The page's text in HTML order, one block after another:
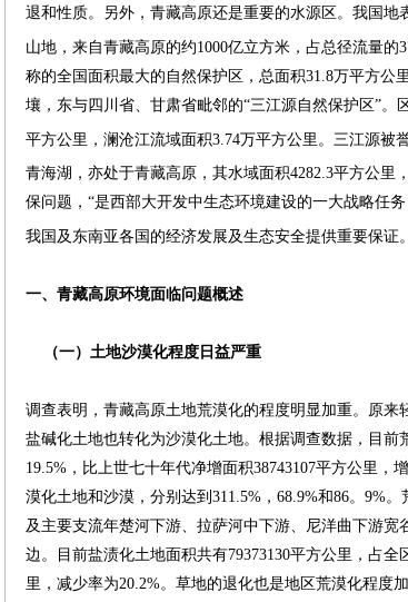
退和性质。另外，青藏高原还是重要的水源区。我国地
山地，来自青藏高原的约1000亿立方米，占总径流量的
称的全国面积最大的自然保护区，总面积31.8万平方
壤，东与四川省、甘肃省毗邻的“三江源自然保护区”。
平方公里，澜沧江流域面积3.74万平方公里。三江源被誉
青海湖，亦处于青藏高原，其水域面积4282.3平方公里
保问题，“是西部大开发中生态环境建设的一大战略任
我国及东南亚各国的经济发展及生态安全提供重要保证
一、青藏高原环境面临问题概述
（一）土地沙漠化程度日益严重
调查表明，青藏高原土地荒漠化的程度明显加重。原
盐碱化土地也转化为沙漠化土地。根据调查数据，目前
19.5%，比上世七十年代净增面积38743107平方公里
漠化土地和沙漠，分别达到311.5%，68.9%和86。9%
及主要支流年楚河下游、拉萨河中下游、尼洋曲下游
边。目前盐渍化土地面积共有79373130平方公里，占
里，减少率为20.2%。草地的退化也是地区荒漠化程度